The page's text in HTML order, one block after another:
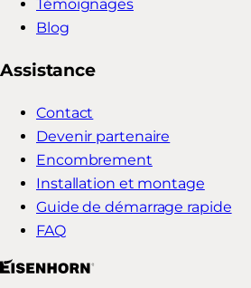
Témoignages
Blog
Assistance
Contact
Devenir partenaire
Encombrement
Installation et montage
Guide de démarrage rapide
FAQ